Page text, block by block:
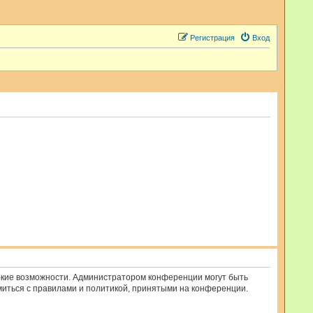
Вход
Регистрация
возможности. Администратором конференции могут быть
с правилами и политикой, принятыми на конференции.